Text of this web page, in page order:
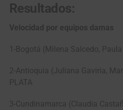
Resultados:
Velocidad por equipos damas
1-Bogotá (Milena Salcedo,
2-Antioquia (Juliana Gaviria,
PLATA
3-Cundinamarca (Claudia